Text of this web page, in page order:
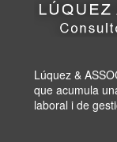
Lúquez &
que acumula
laboral i de